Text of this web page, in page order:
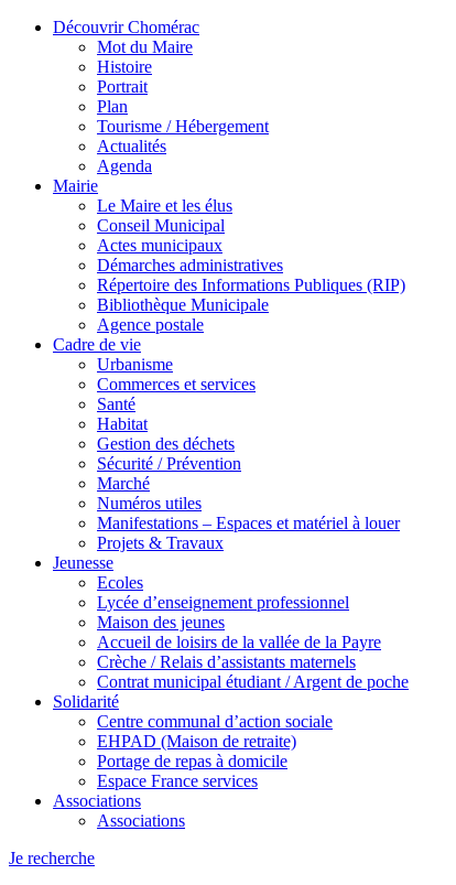
Découvrir Chomérac
Mot du Maire
Histoire
Portrait
Plan
Tourisme / Hébergement
Actualités
Agenda
Mairie
Le Maire et les élus
Conseil Municipal
Actes municipaux
Démarches administratives
Répertoire des Informations Publiques (RIP)
Bibliothèque Municipale
Agence postale
Cadre de vie
Urbanisme
Commerces et services
Santé
Habitat
Gestion des déchets
Sécurité / Prévention
Marché
Numéros utiles
Manifestations – Espaces et matériel à louer
Projets & Travaux
Jeunesse
Ecoles
Lycée d’enseignement professionnel
Maison des jeunes
Accueil de loisirs de la vallée de la Payre
Crèche / Relais d’assistants maternels
Contrat municipal étudiant / Argent de poche
Solidarité
Centre communal d’action sociale
EHPAD (Maison de retraite)
Portage de repas à domicile
Espace France services
Associations
Associations
Je recherche